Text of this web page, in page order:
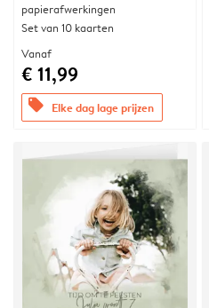
papierafwerkingen
Set van 10 kaarten
Vanaf
€ 11,99
offers Elke dag lage prijzen